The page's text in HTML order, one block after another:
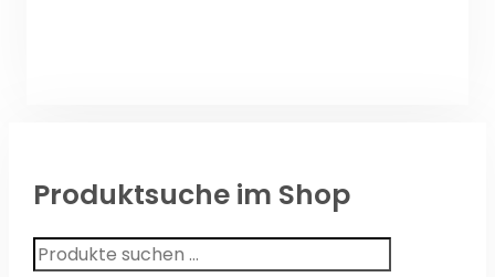
Produktsuche im Shop
Suchen